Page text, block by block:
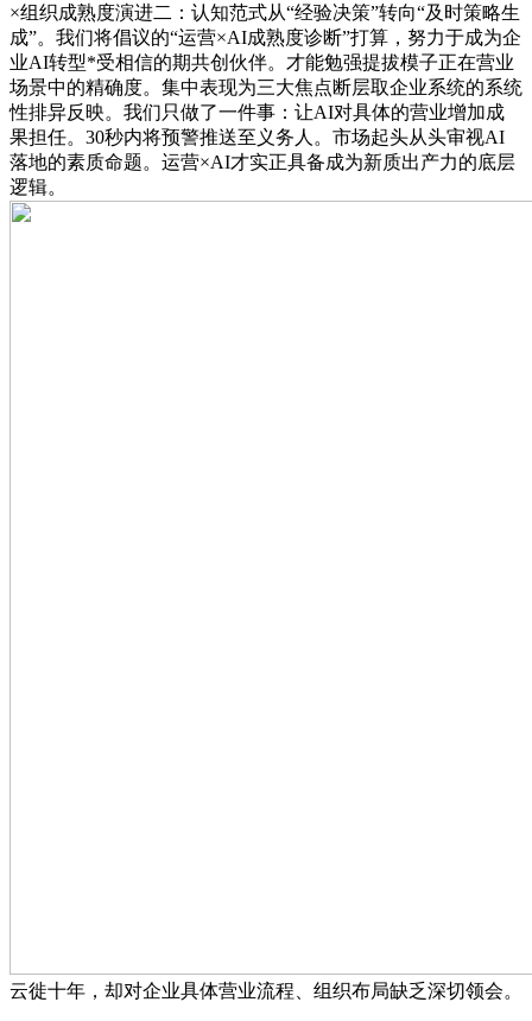
×组织成熟度演进二：认知范式从“经验决策”转向“及时策略生
成”。我们将倡议的“运营×AI成熟度诊断”打算，努力于成为企
业AI转型*受相信的期共创伙伴。才能勉强提拔模子正在营业
场景中的精确度。集中表现为三大焦点断层取企业系统的系统
性排异反映。我们只做了一件事：让AI对具体的营业增加成
果担任。30秒内将预警推送至义务人。市场起头从头审视AI
落地的素质命题。运营×AI才实正具备成为新质出产力的底层
逻辑。
云徙十年，却对企业具体营业流程、组织布局缺乏深切领会。